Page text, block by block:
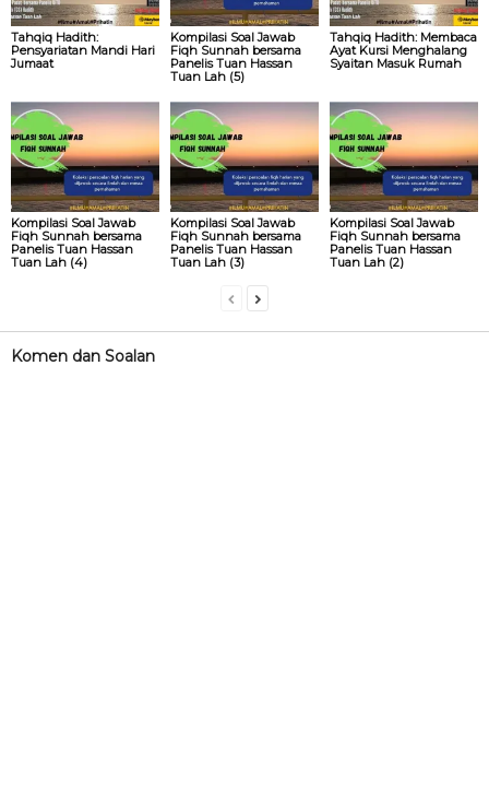
Tahqiq Hadith:
Pensyariatan Mandi Hari
Jumaat
Kompilasi Soal Jawab
Fiqh Sunnah bersama
Panelis Tuan Hassan
Tuan Lah (5)
Tahqiq Hadith: Membaca
Ayat Kursi Menghalang
Syaitan Masuk Rumah
Kompilasi Soal Jawab
Fiqh Sunnah bersama
Panelis Tuan Hassan
Tuan Lah (4)
Kompilasi Soal Jawab
Fiqh Sunnah bersama
Panelis Tuan Hassan
Tuan Lah (3)
Kompilasi Soal Jawab
Fiqh Sunnah bersama
Panelis Tuan Hassan
Tuan Lah (2)
Komen dan Soalan